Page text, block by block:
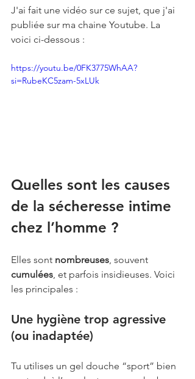
J'ai fait une vidéo sur ce sujet, que j'ai
publiée sur ma chaine Youtube. La
voici ci-dessous :
https://youtu.be/0FK3775WhAA?
si=RubeKC5zam-5xLUk
Quelles sont les causes
de la sécheresse intime
chez l’homme ?
Elles sont nombreuses, souvent
cumulées, et parfois insidieuses. Voici
les principales :
Une hygiène trop agressive
(ou inadaptée)
Tu utilises un gel douche “sport” bien